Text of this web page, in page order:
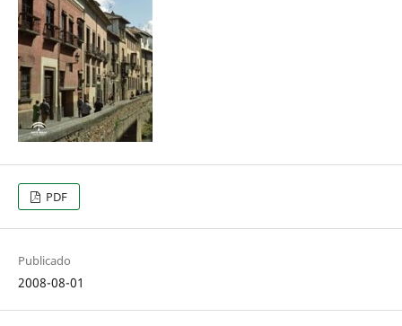
PDF
Publicado
2008-08-01